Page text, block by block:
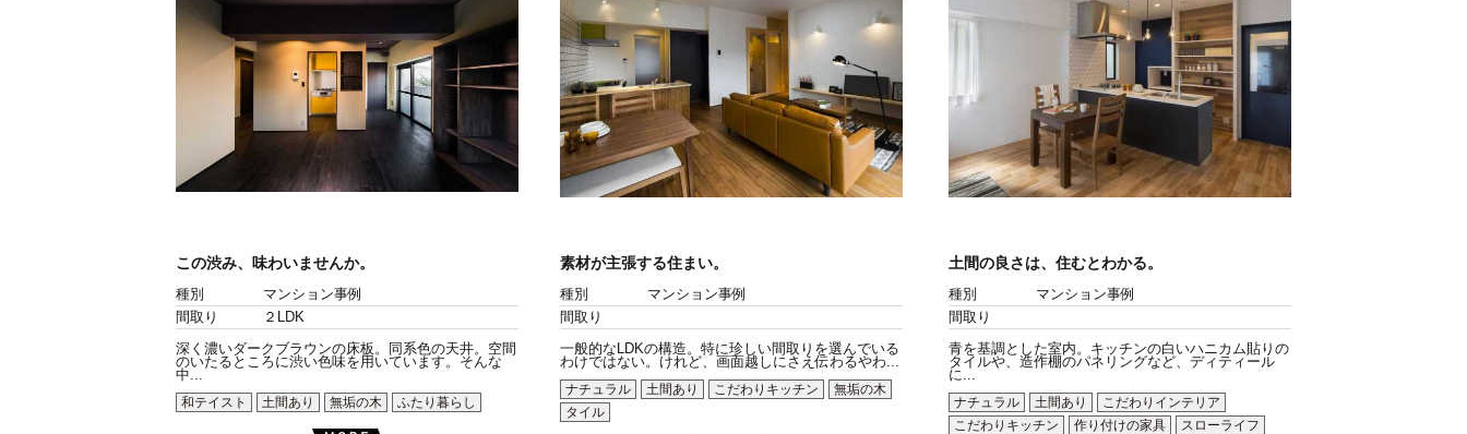
この渋み、味わいませんか。
種別
マンション事例
間取り
２LDK
深く濃いダークブラウンの床板。同系色の天井。空間
のいたるところに渋い色味を用いています。そんな
中...
和テイスト
土間あり 無垢の木 ふたり暮らし
素材が主張する住まい。
種別
マンション事例
間取り
一般的なLDKの構造。特に珍しい間取りを選んでいる
わけではない。けれど、画面越しにさえ伝わるやわ...
ナチュラル
土間あり こだわりキッチン
無垢の木
タイル
土間の良さは、住むとわかる。
種別
マンション事例
間取り
青を基調とした室内。キッチンの白いハニカム貼りの
タイルや、造作棚のパネリングなど、ディティール
に...
ナチュラル
土間あり
こだわりインテリア
こだわりキッチン
作り付けの家具 スローライフ